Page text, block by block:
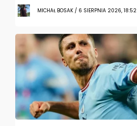
MICHAŁ BOSAK / 6 SIERPNIA 2026, 18:52